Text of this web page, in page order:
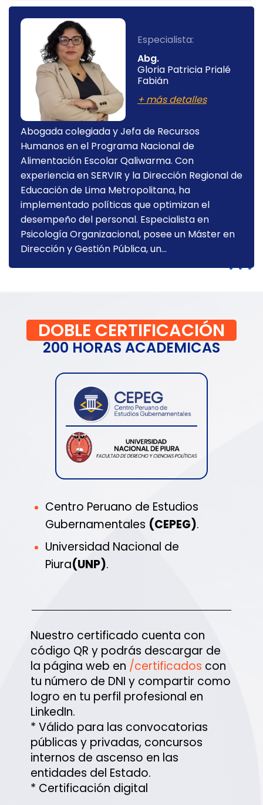
Especialista:
Abg.
Gloria Patricia Prialé
Fabián
+ más detalles
Abogada colegiada y Jefa de Recursos
Humanos en el Programa Nacional de
Alimentación Escolar Qaliwarma. Con
experiencia en SERVIR y la Dirección Regional de
Educación de Lima Metropolitana, ha
implementado políticas que optimizan el
desempeño del personal. Especialista en
Psicología Organizacional, posee un Máster en
Dirección y Gestión Pública, un...
DOBLE CERTIFICACIÓN
200 HORAS ACADEMICAS
Centro Peruano de Estudios
Gubernamentales (CEPEG).
Universidad Nacional de
Piura(UNP).
Nuestro certificado cuenta con
código QR y podrás descargar de
la página web en /certificados con
tu número de DNI y compartir como
logro en tu perfil profesional en
LinkedIn.
* Válido para las convocatorias
públicas y privadas, concursos
internos de ascenso en las
entidades del Estado.
* Certificación digital